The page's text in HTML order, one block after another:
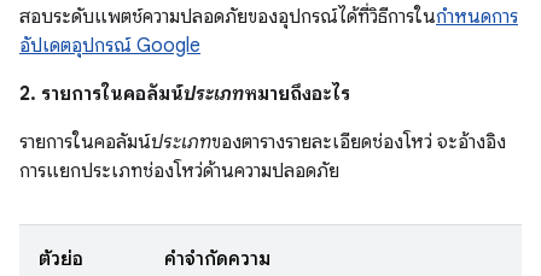
สอบระดับแพตช์ความปลอดภัยของอุปกรณ์ได้ที่วิธีการในกำหนดการ
อัปเดตอุปกรณ์ Google
2. รายการในคอลัมน์ประเภทหมายถึงอะไร
รายการในคอลัมน์ประเภทของตารางรายละเอียดช่องโหว่ จะอ้างอิง
การแยกประเภทช่องโหว่ด้านความปลอดภัย
ตัวย่อ คำจำกัดความ